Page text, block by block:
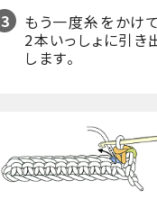
3
もう一度糸をかけて
2本いっしょに引き
します。